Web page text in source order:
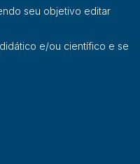
seu objetivo editar
e/ou científico e se